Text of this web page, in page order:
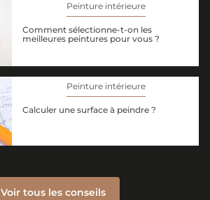
Peinture intérieure
Comment sélectionne-t-on les
meilleures peintures pour vous ?
Peinture intérieure
Calculer une surface à peindre ?
Voir tous les conseils